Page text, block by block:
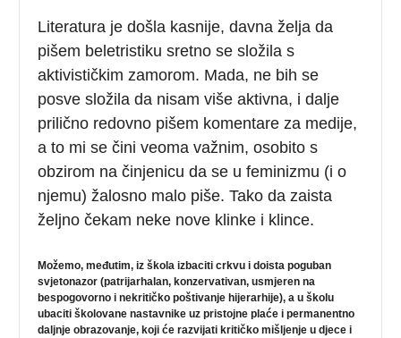
Literatura je došla kasnije, davna želja da
pišem beletristiku sretno se složila s
aktivističkim zamorom. Mada, ne bih se
posve složila da nisam više aktivna, i dalje
prilično redovno pišem komentare za medije,
a to mi se čini veoma važnim, osobito s
obzirom na činjenicu da se u feminizmu (i o
njemu) žalosno malo piše. Tako da zaista
željno čekam neke nove klinke i klince.
Možemo, međutim, iz škola izbaciti crkvu i doista poguban
svjetonazor (patrijarhalan, konzervativan, usmjeren na
bespogovorno i nekritičko poštivanje hijerarhije), a u školu
ubaciti školovane nastavnike uz pristojne plaće i permanentno
daljnje obrazovanje, koji će razvijati kritičko mišljenje u djece i